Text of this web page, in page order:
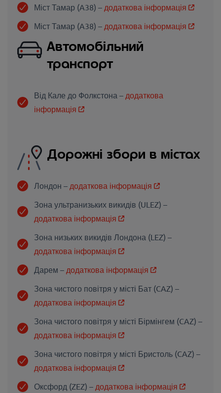
Міст Тамар (A38) – додаткова інформація
Міст Тамар (A38) – додаткова інформація
Автомобільний
транспорт
Від Кале до Фолкстона – додаткова
інформація
Дорожні збори в містах
Лондон – додаткова інформація
Зона ультранизьких викидів (ULEZ) –
додаткова інформація
Зона низьких викидів Лондона (LEZ) –
додаткова інформація
Дарем – додаткова інформація
Зона чистого повітря у місті Бат (CAZ) –
додаткова інформація
Зона чистого повітря у місті Бірмінгем (CAZ) –
додаткова інформація
Зона чистого повітря у місті Бристоль (CAZ) –
додаткова інформація
Оксфорд (ZEZ) – додаткова інформація